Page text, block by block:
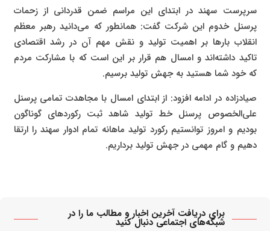
سرپرست سهند در ابتدای این مراسم ضمن قدردانی از زحمات
پرسنل خدوم این شرکت گفت: همانطور که می‌دانید رهبر معظم
انقلاب بارها بر اهمیت تولید و نقش مهم آن در رشد اقتصادی
تاکید داشته‌اند و امسال هم قرار بر این است که با مشارکت مردم
که خود شما هستید به جهش تولید برسیم.
صیادزاده در ادامه افزود: از ابتدای امسال با مجاهدت تمامی پرسنل
علی‌الخصوص پرسنل خط تولید شاهد ثبت رکوردهای گوناگون
بودیم و امروز توانستیم رکورد تولید ماهانه تمام ادوار سهند را ارتقا
دهیم و گام مهمی در جهش تولید برداریم.
برای دریافت آخرین اخبار و مطالب ما را در
شبکه‌های اجتماعی دنبال کنید